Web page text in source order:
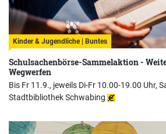
Kinder & Jugendliche | Buntes
Schulsachenbörse-Sammelaktion -
Wegwerfen
Bis Fr 11.9., jeweils Di-Fr 10.00-19.00 Uhr,
Stadtbibliothek Schwabing